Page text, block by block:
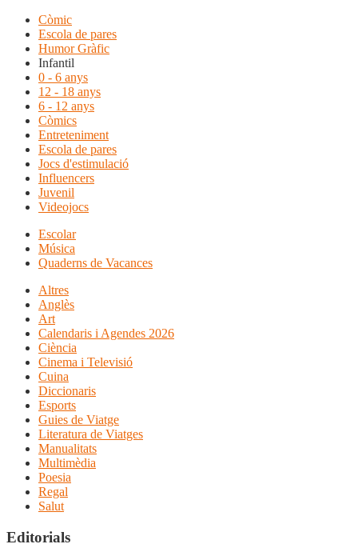
Còmic
Escola de pares
Humor Gràfic
Infantil
0 - 6 anys
12 - 18 anys
6 - 12 anys
Còmics
Entreteniment
Escola de pares
Jocs d'estimulació
Influencers
Juvenil
Videojocs
Escolar
Música
Quaderns de Vacances
Altres
Anglès
Art
Calendaris i Agendes 2026
Ciència
Cinema i Televisió
Cuina
Diccionaris
Esports
Guies de Viatge
Literatura de Viatges
Manualitats
Multimèdia
Poesia
Regal
Salut
Editorials